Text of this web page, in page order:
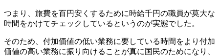
つまり、旅費を百円安くするために時給千円の職員が莫大な
時間をかけてチェックしているというのが実態でした。
そのため、付加価値の低い業務に要している時間をより付加
価値の高い業務に振り向けることが真に国民のためになり、